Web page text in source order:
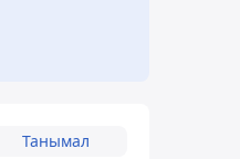
Танымал